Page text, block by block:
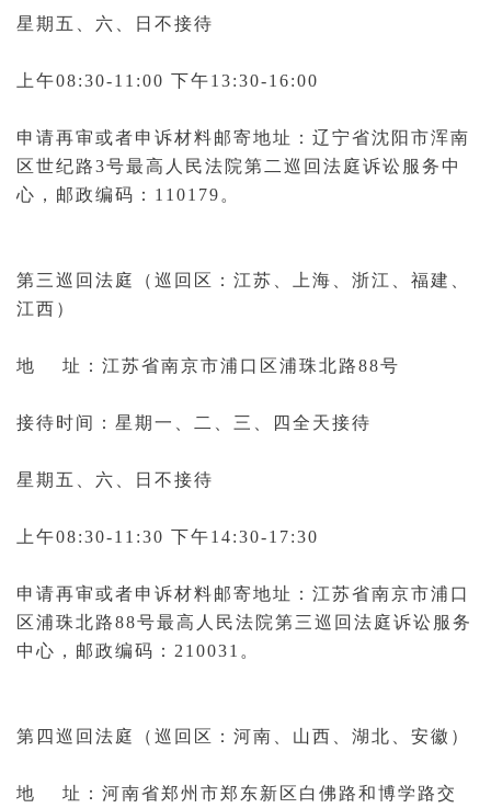
星期五、六、日不接待
上午08:30-11:00 下午13:30-16:00
申请再审或者申诉材料邮寄地址：辽宁省沈阳市浑南
区世纪路3号最高人民法院第二巡回法庭诉讼服务中
心，邮政编码：110179。
第三巡回法庭（巡回区：江苏、上海、浙江、福建、
江西）
地 址：江苏省南京市浦口区浦珠北路88号
接待时间：星期一、二、三、四全天接待
星期五、六、日不接待
上午08:30-11:30 下午14:30-17:30
申请再审或者申诉材料邮寄地址：江苏省南京市浦口
区浦珠北路88号最高人民法院第三巡回法庭诉讼服务
中心，邮政编码：210031。
第四巡回法庭（巡回区：河南、山西、湖北、安徽）
地 址：河南省郑州市郑东新区白佛路和博学路交